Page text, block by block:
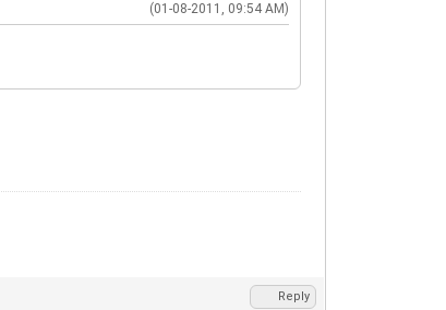
(01-08-2011, 09:54 AM)
Reply